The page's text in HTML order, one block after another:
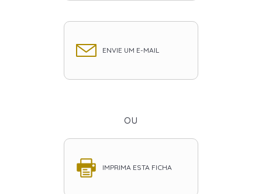
ENVIE UM E-MAIL
ou
IMPRIMA ESTA FICHA